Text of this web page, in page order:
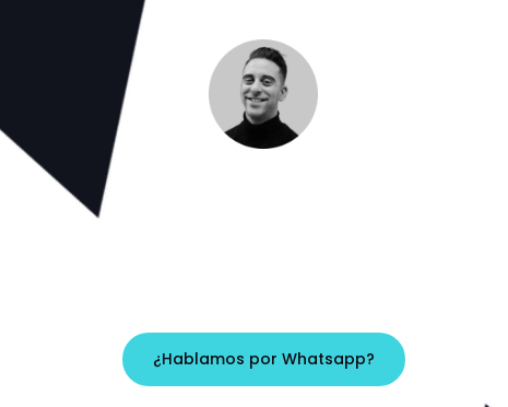
de hablar de soluciones, necesito entender tu punto de
¿Hablamos por Whatsapp?